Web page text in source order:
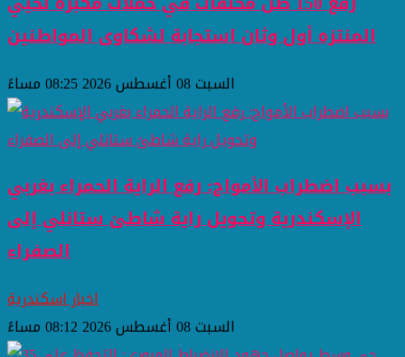
المنتزه أول وثان استجابة لشكاوى المواطنين
السبت 08 أغسطس 2026 08:25 مساءً
بسبب اضطراب الأمواج: رفع الراية الحمراء بغربي
الإسكندرية وتحويل راية شاطئ ستانلي إلى
الصفراء
اخبار اسكندرية
السبت 08 أغسطس 2026 08:12 مساءً